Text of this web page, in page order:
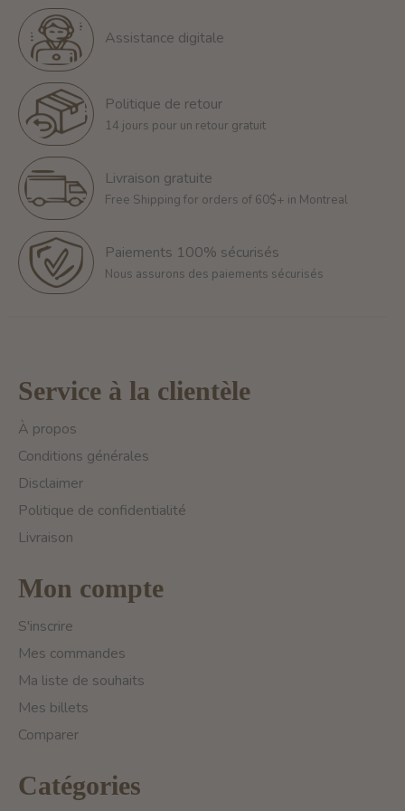
Assistance digitale
Politique de retour
14 jours pour un retour gratuit
Livraison gratuite
Free Shipping for orders of 60$+ in Montreal
Paiements 100% sécurisés
Nous assurons des paiements sécurisés
Service à la clientèle
À propos
Conditions générales
Disclaimer
Politique de confidentialité
Livraison
Mon compte
S'inscrire
Mes commandes
Ma liste de souhaits
Mes billets
Comparer
Catégories